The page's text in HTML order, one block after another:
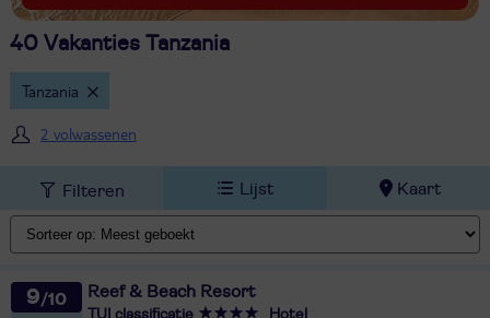
40 Vakanties Tanzania
Tanzania
2 volwassenen
Filteren Lijst Kaart
9 Reef & Beach Resort
TUI classificatie Hotel